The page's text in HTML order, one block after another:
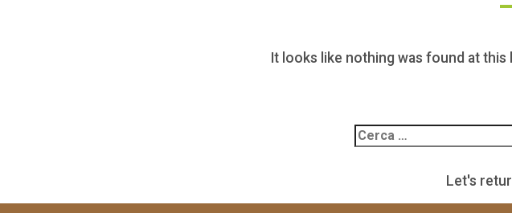
It looks like nothing was found at
per:
Let's